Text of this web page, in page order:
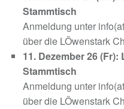
Stammtisch
Anmeldung unter
über die LÖwenstark
11. Dezember26 (Fr):
Stammtisch
Anmeldung unter
über die LÖwenstark